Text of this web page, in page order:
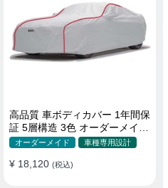
高品質 車ボディカバー 1年間保
証 5層構造 3色 オーダーメイド
裏起毛 防風防水 四季
オーダーメイド 車種専用設計
¥ 18,120 (税込)